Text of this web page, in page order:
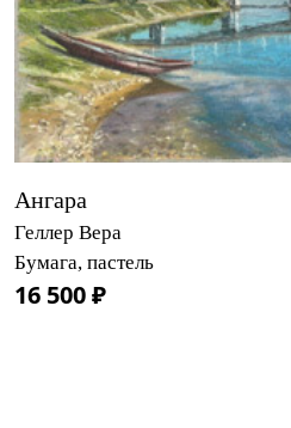
Ангара
Геллер Вера
Бумага, пастель
16 500 ₽